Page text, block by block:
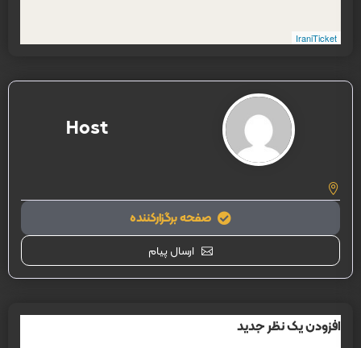
IraniTicket
Host
صفحه برگزارکننده
ارسال پیام
افزودن یک نظر جدید